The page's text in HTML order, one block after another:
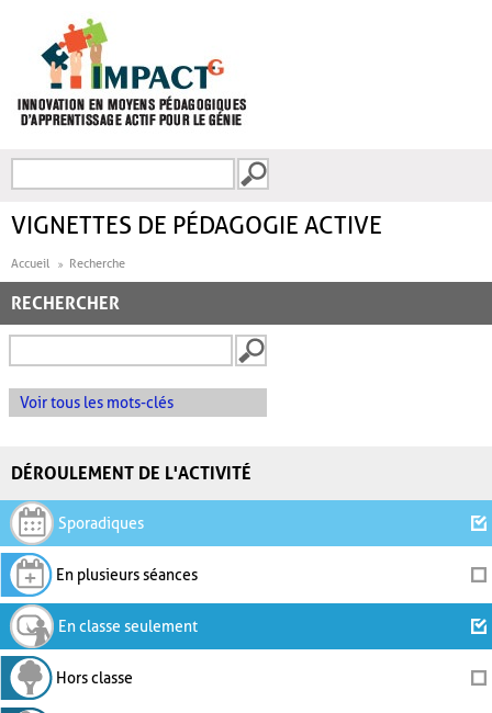
FORMULAIRE DE
VIGNETTES DE PÉDAGOGIE ACTIVE
Accueil Recherche
RECHERCHER
Voir tous les mots-clés
DÉROULEMENT DE L'ACTIVITÉ
Sporadiques
En plusieurs séances
En classe seulement
Hors classe